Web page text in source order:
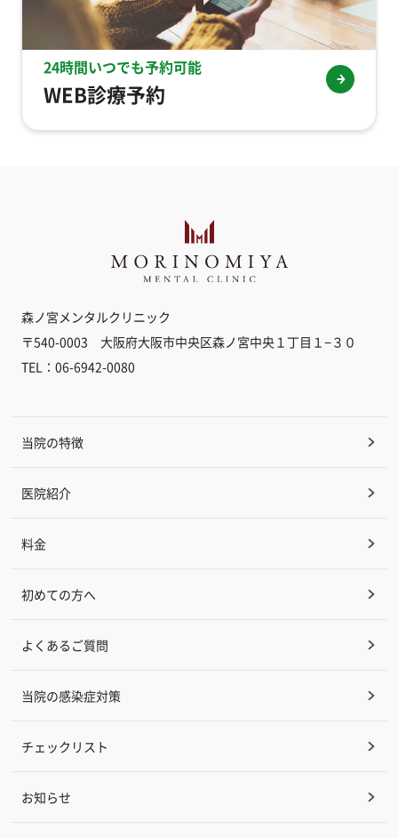
24時間いつでも予約可能
WEB診療予約
森ノ宮メンタルクリニック
〒540-0003 大阪府大阪市中央区森ノ宮中央１丁目１−３０
TEL：06-6942-0080
当院の特徴
医院紹介
料金
初めての方へ
よくあるご質問
当院の感染症対策
チェックリスト
お知らせ